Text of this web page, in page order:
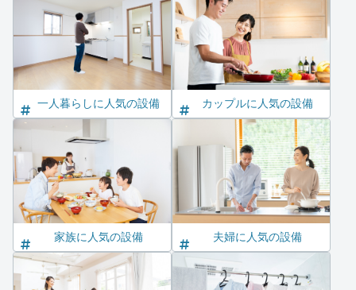
一人暮らしに人気の設備 カップルに人気の設備
家族に人気の設備 夫婦に人気の設備